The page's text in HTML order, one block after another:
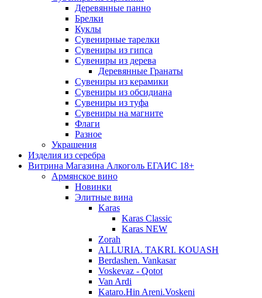
Деревянные панно
Брелки
Куклы
Сувенирные тарелки
Сувениры из гипса
Сувениры из дерева
Деревянные Гранаты
Сувениры из керамики
Сувениры из обсидиана
Сувениры из туфа
Сувениры на магните
Флаги
Разное
Украшения
Изделия из серебра
Витрина Магазина Алкоголь ЕГАИС 18+
Армянское вино
Новинки
Элитные вина
Karas
Karas Classic
Karas NEW
Zorah
ALLURIA. TAKRI. KOUASH
Berdashen. Vankasar
Voskevaz - Qotot
Van Ardi
Kataro.Hin Areni.Voskeni